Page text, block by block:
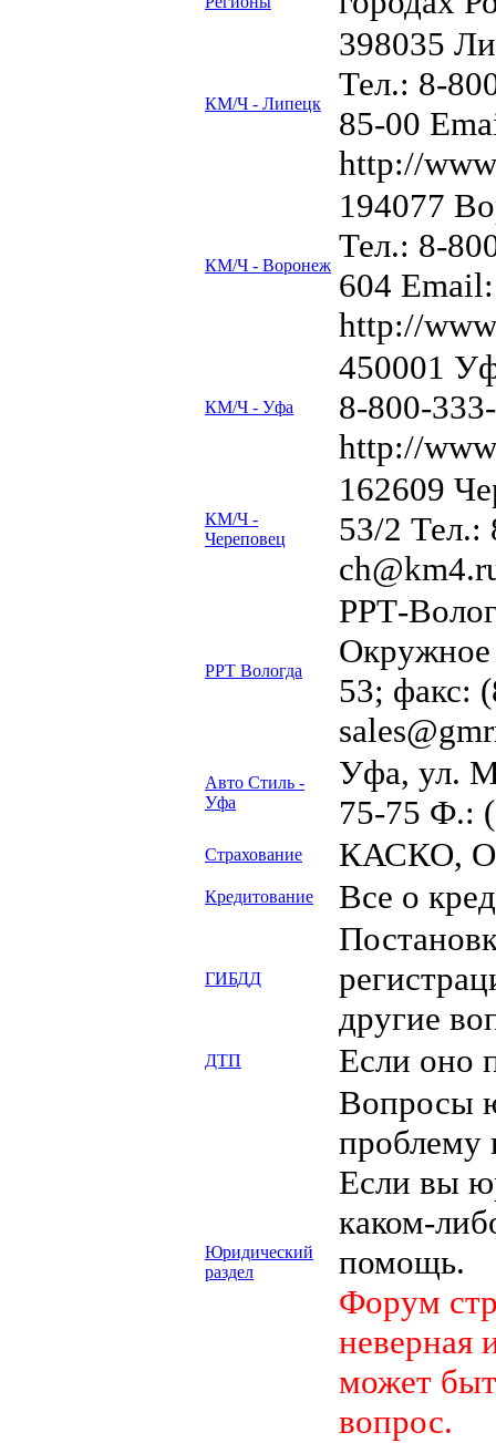
КМ/Ч - Липецк
398035
Тел.: 8-
85-00
http://
КМ/Ч - Воронеж
194077
Тел.: 8-
604
http://
КМ/Ч - Уфа
450001
8-800-
http://
КМ/Ч -
Череповец
162609
53/2 Тел.:
РРТ Вологда
РРТ-
Окружное
53; факс:
Авто Стиль -
Уфа
Уфа, ул.
75-75 Ф.:
Страхование КАСКО,
Кредитование Все о
ГИБДД
другие
ДТП Если оно
Юридический
раздел
Вопросы
проблему
Если вы
каком-
помощь.
Форум
неверная
может
вопрос.